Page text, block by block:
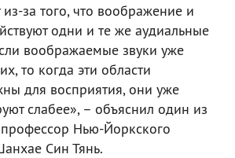
за того, что воображение и
одни и те же аудиальные
воображаемые звуки уже
то когда эти области
для восприятия, они уже
слабее», – объяснил один из
Нью-Йоркского
Син Тянь.